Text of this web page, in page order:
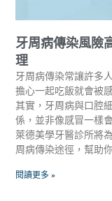
牙周病傳染風險
理
牙周病傳染常讓許多
擔心一起吃飯就會被
其實，牙周病與口腔
係，並非像感冒一樣
萊德美學牙醫診所將
周病傳染途徑，幫助
閱讀更多 »